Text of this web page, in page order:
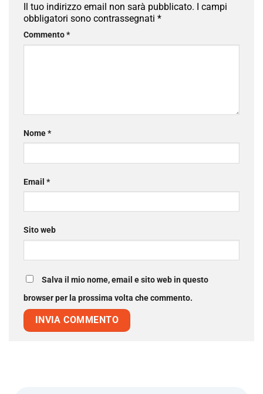
Il tuo indirizzo email non sarà pubblicato. I campi
obbligatori sono contrassegnati *
Commento*
Nome*
Email *
Sito web
Salva il mio nome, email e sito web in questo
browser per la prossima volta che commento.